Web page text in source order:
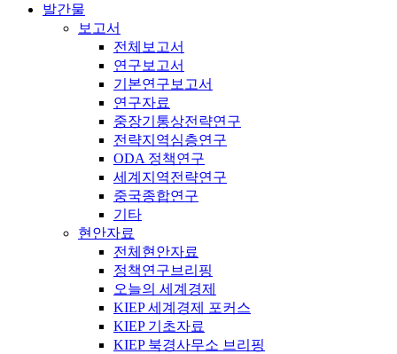
발간물
보고서
전체보고서
연구보고서
기본연구보고서
연구자료
중장기통상전략연구
전략지역심층연구
ODA 정책연구
세계지역전략연구
중국종합연구
기타
현안자료
전체현안자료
정책연구브리핑
오늘의 세계경제
KIEP 세계경제 포커스
KIEP 기초자료
KIEP 북경사무소 브리핑